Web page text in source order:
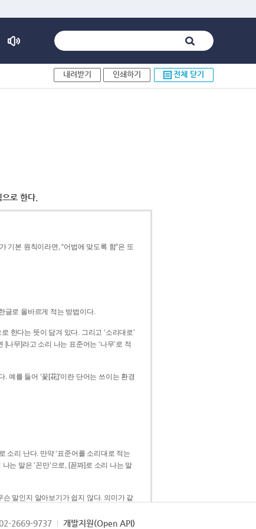
내려받기 인쇄하기 전체 닫기
로 한다.
기본 원칙이라면, “어법에 맞도록 함”은 또
글로 올바르게 적는 방법이다.
한다는 뜻이 담겨 있다. 그리고 ‘소리대로’
예를 들어 ‘꽃[花]’이란 단어는 쓰이는 환경
소리 난다. 만약 ‘표준어를 소리대로 적는
말인지 알아보기가 쉽지 않다. 의미가 같
2669-9737 개발지원(Open API)